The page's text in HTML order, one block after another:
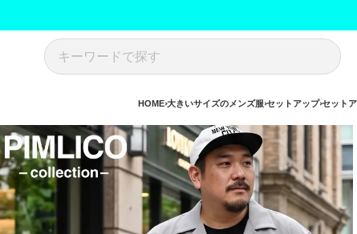
HOME 大きいサイズのメンズ服 セットアップ セット